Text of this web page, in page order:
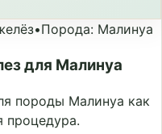
•Порода: Малинуа
для Малинуа
породы Малинуа как
процедура.